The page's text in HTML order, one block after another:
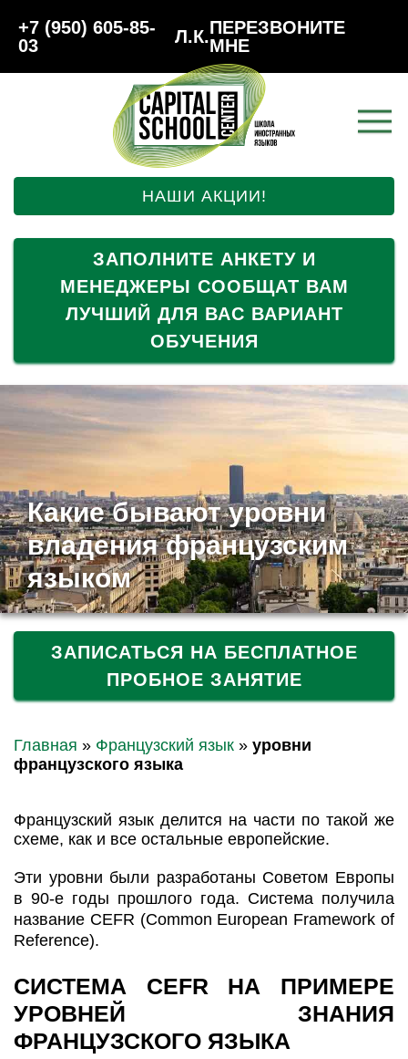
+7 (950) 605-85-
03
Л.К.ПЕРЕЗВОНИТЕ
МНЕ
НАШИ АКЦИИ!
ЗАПОЛНИТЕ АНКЕТУ И
МЕНЕДЖЕРЫ СООБЩАТ ВАМ
ЛУЧШИЙ ДЛЯ ВАС ВАРИАНТ
ОБУЧЕНИЯ
Какие бывают уровни
владения французским
языком
ЗАПИСАТЬСЯ НА БЕСПЛАТНОЕ
ПРОБНОЕ ЗАНЯТИЕ
Главная » Французский язык » уровни
французского языка
Французский язык делится на части по такой же
схеме, как и все остальные европейские.
Эти уровни были разработаны Советом Европы
в 90-е годы прошлого года. Система получила
название CEFR (Common European Framework of
Reference).
СИСТЕМА CEFR НА ПРИМЕРЕ
УРОВНЕЙ ЗНАНИЯ
ФРАНЦУЗСКОГО ЯЗЫКА